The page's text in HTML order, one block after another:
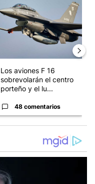
Los aviones F 16
sobrevolarán el centro
porteño y el lu...
48 comentarios